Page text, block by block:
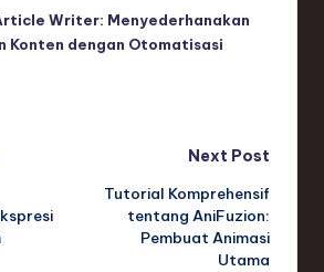
Writer: Menyederhanakan
Konten dengan Otomatisasi
Next Post
Tutorial Komprehensif
tentang AniFuzion:
Pembuat Animasi
Utama